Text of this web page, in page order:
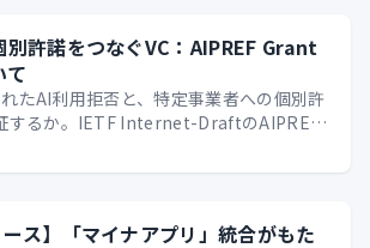
別許諾をつなぐVC：AIPREF Grant
たAI利用拒否と、特定事業者への個別許
するか。IETF Internet-DraftのAIPREF
ース】「マイナアプリ」統合がもた